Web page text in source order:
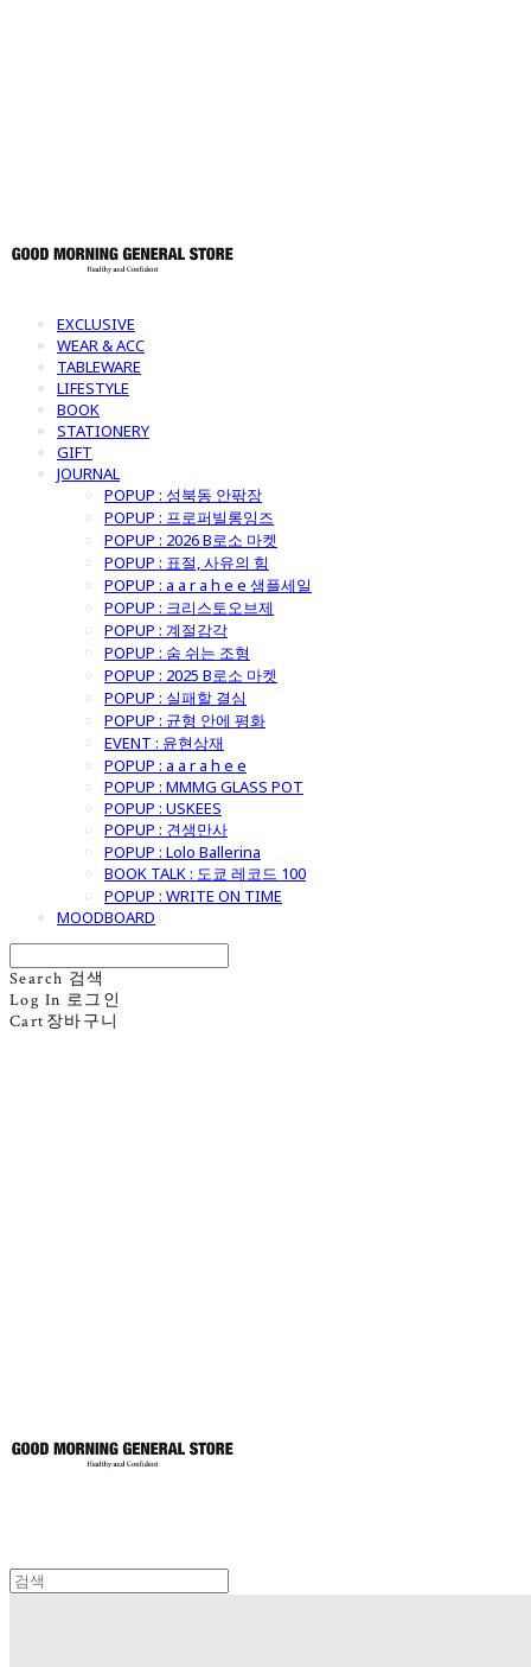
EXCLUSIVE
WEAR & ACC
TABLEWARE
LIFESTYLE
BOOK
STATIONERY
GIFT
JOURNAL
POPUP : 성북동 안팎장
POPUP : 프로퍼빌롱잉즈
POPUP : 2026 B로소 마켓
POPUP : 표절, 사유의 힘
POPUP : a a r a h e e 샘플세일
POPUP : 크리스토오브제
POPUP : 계절감각
POPUP : 숨 쉬는 조형
POPUP : 2025 B로소 마켓
POPUP : 실패할 결심
POPUP : 균형 안에 평화
EVENT : 윤현상재
POPUP : a a r a h e e
POPUP : MMMG GLASS POT
POPUP : USKEES
POPUP : 견생만사
POPUP : Lolo Ballerina
BOOK TALK : 도쿄 레코드 100
POPUP : WRITE ON TIME
MOODBOARD
Search 검색
Log In 로그인
Cart 장바구니